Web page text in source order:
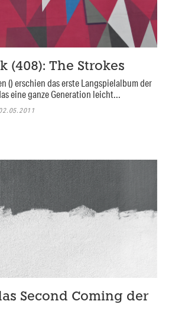
(408): The Strokes
() erschien das erste Langspielalbum der
eine ganze Generation leicht...
Second Coming der